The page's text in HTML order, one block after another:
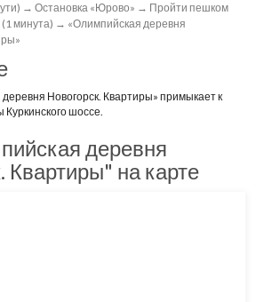
→ Остановка «Юрово» → Пройти пешком
минута) → «Олимпийская деревня
Новогорск. Квартиры» примыкает к
Куркинского шоссе.
деревня
Квартиры" на карте